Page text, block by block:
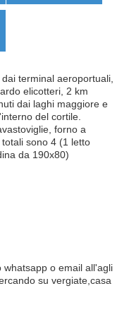
terminal aeroportuali,
elicotteri, 2 km
dai laghi maggiore e
del cortile.
forno a
sono 4 (1 letto
da 190x80)
o email all'agli
su vergiate,casa